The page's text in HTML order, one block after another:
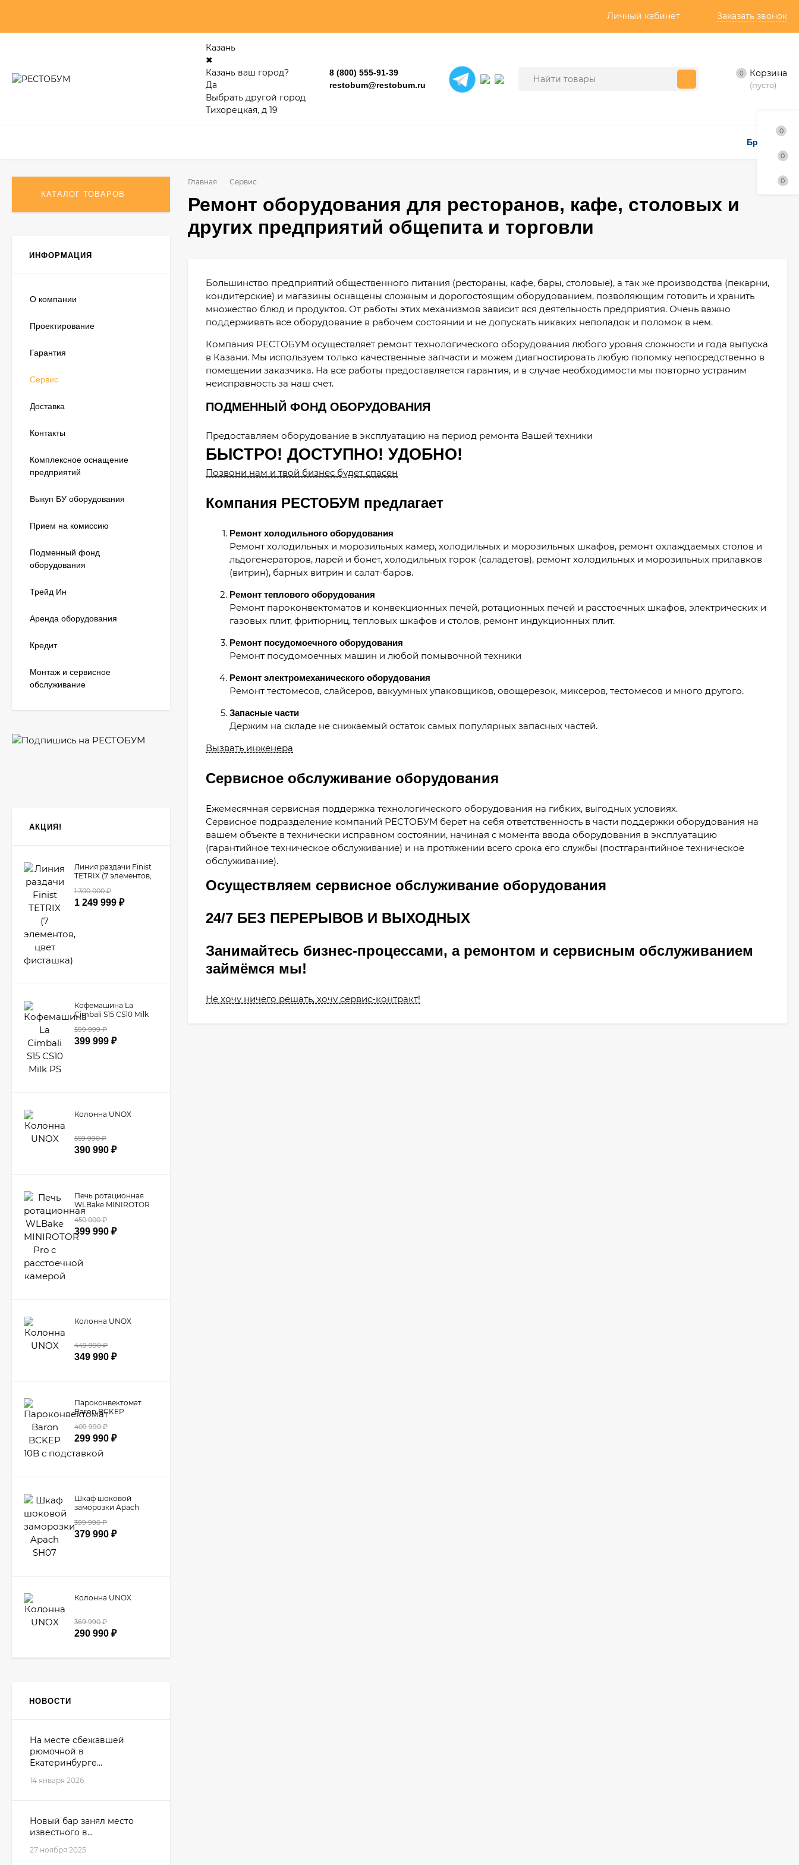
Личный кабинет Заказать звонок
Казань
✖
Казань ваш город?
Да
Выбрать другой город
Тихорецкая, д 19
8 (800) 555-91-39
restobum@restobum.ru
0 Корзина
(пусто)
Бренды
Главная Сервис
Ремонт оборудования для ресторанов, кафе, столовых и
других предприятий общепита и торговли
Большинство предприятий общественного питания (рестораны, кафе, бары, столовые), а так же производства (пекарни,
кондитерские) и магазины оснащены сложным и дорогостоящим оборудованием, позволяющим готовить и хранить
множество блюд и продуктов. От работы этих механизмов зависит вся деятельность предприятия. Очень важно
поддерживать все оборудование в рабочем состоянии и не допускать никаких неполадок и поломок в нем.
Компания РЕСТОБУМ осуществляет ремонт технологического оборудования любого уровня сложности и года выпуска
в Казани. Мы используем только качественные запчасти и можем диагностировать любую поломку непосредственно в
помещении заказчика. На все работы предоставляется гарантия, и в случае необходимости мы повторно устраним
неисправность за наш счет.
ПОДМЕННЫЙ ФОНД ОБОРУДОВАНИЯ
Предоставляем оборудование в эксплуатацию на период ремонта Вашей техники
БЫСТРО! ДОСТУПНО! УДОБНО!
Позвони нам и твой бизнес будет спасен
Компания РЕСТОБУМ предлагает
Ремонт холодильного оборудования
Ремонт холодильных и морозильных камер, холодильных и морозильных шкафов, ремонт охлаждаемых столов и
льдогенераторов, ларей и бонет, холодильных горок (саладетов), ремонт холодильных и морозильных прилавков
(витрин), барных витрин и салат-баров.
Ремонт теплового оборудования
Ремонт пароконвектоматов и конвекционных печей, ротационных печей и расстоечных шкафов, электрических и
газовых плит, фритюрниц, тепловых шкафов и столов, ремонт индукционных плит.
Ремонт посудомоечного оборудования
Ремонт посудомоечных машин и любой помывочной техники
Ремонт электромеханического оборудования
Ремонт тестомесов, слайсеров, вакуумных упаковщиков, овощерезок, миксеров, тестомесов и много другого.
Запасные части
Держим на складе не снижаемый остаток самых популярных запасных частей.
Вызвать инженера
Сервисное обслуживание оборудования
Ежемесячная сервисная поддержка технологического оборудования на гибких, выгодных условиях.
Сервисное подразделение компаний РЕСТОБУМ берет на себя ответственность в части поддержки оборудования на
вашем объекте в технически исправном состоянии, начиная с момента ввода оборудования в эксплуатацию
(гарантийное техническое обслуживание) и на протяжении всего срока его службы (постгарантийное техническое
обслуживание).
Осуществляем сервисное обслуживание оборудования
24/7 БЕЗ ПЕРЕРЫВОВ И ВЫХОДНЫХ
Занимайтесь бизнес-процессами, а ремонтом и сервисным обслуживанием
займёмся мы!
Не хочу ничего решать, хочу сервис-контракт!
КАТАЛОГ ТОВАРОВ
ИНФОРМАЦИЯ
О компании
Проектирование
Гарантия
Сервис
Доставка
Контакты
Комплексное оснащение
предприятий
Выкуп БУ оборудования
Прием на комиссию
Подменный фонд
оборудования
Трейд Ин
Аренда оборудования
Кредит
Монтаж и сервисное
обслуживание
АКЦИЯ!
Линия раздачи Finist
TETRIX (7 элементов,
1 300 000₽
1 249 999 ₽
Кофемашина La
Cimbali S15 CS10 Milk
599 999₽
399 999 ₽
Колонна UNOX
559 990₽
390 990 ₽
Печь ротационная
WLBake MINIROTOR
Pro с расстоечной
камерой
450 000₽
399 990 ₽
Колонна UNOX
449 990₽
349 990 ₽
Пароконвектомат
Baron BCKEP
409 990₽
299 990 ₽
Шкаф шоковой
заморозки Apach
399 990₽
379 990 ₽
Колонна UNOX
369 990₽
290 990 ₽
НОВОСТИ
На месте сбежавшей
рюмочной в
Екатеринбурге...
14 января 2026
Новый бар занял место
известного в...
27 ноября 2025
0
0
0